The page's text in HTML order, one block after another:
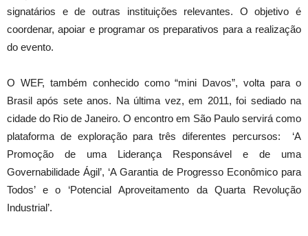
signatários e de outras instituições relevantes. O objetivo é
coordenar, apoiar e programar os preparativos para a realização
do evento.
O WEF, também conhecido como “mini Davos”, volta para o
Brasil após sete anos. Na última vez, em 2011, foi sediado na
cidade do Rio de Janeiro. O encontro em São Paulo servirá como
plataforma de exploração para três diferentes percursos: ‘A
Promoção de uma Liderança Responsável e de uma
Governabilidade Ágil’, ‘A Garantia de Progresso Econômico para
Todos’ e o ‘Potencial Aproveitamento da Quarta Revolução
Industrial’.